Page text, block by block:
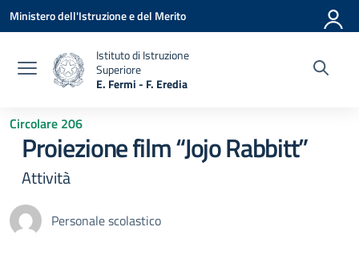
Vai ai contenuti
Vai al menu di navigazione
Vai al footer
Ministero dell'Istruzione e del Merito
Istituto di Istruzione
Superiore
E. Fermi - F. Eredia
Circolare 206
Proiezione film “Jojo Rabbitt”
Attività
Personale scolastico